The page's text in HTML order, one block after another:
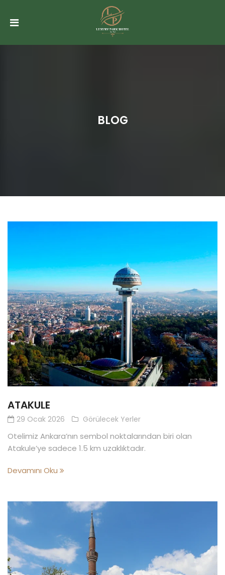
ULAŞIN
KIŞISEL
VERILER
BLOG
ATAKULE
29 Ocak 2026 Görülecek Yerler
Otelimiz Ankara’nın sembol noktalarından biri olan
Atakule’ye sadece 1.5 km uzaklıktadır.
Devamını Oku